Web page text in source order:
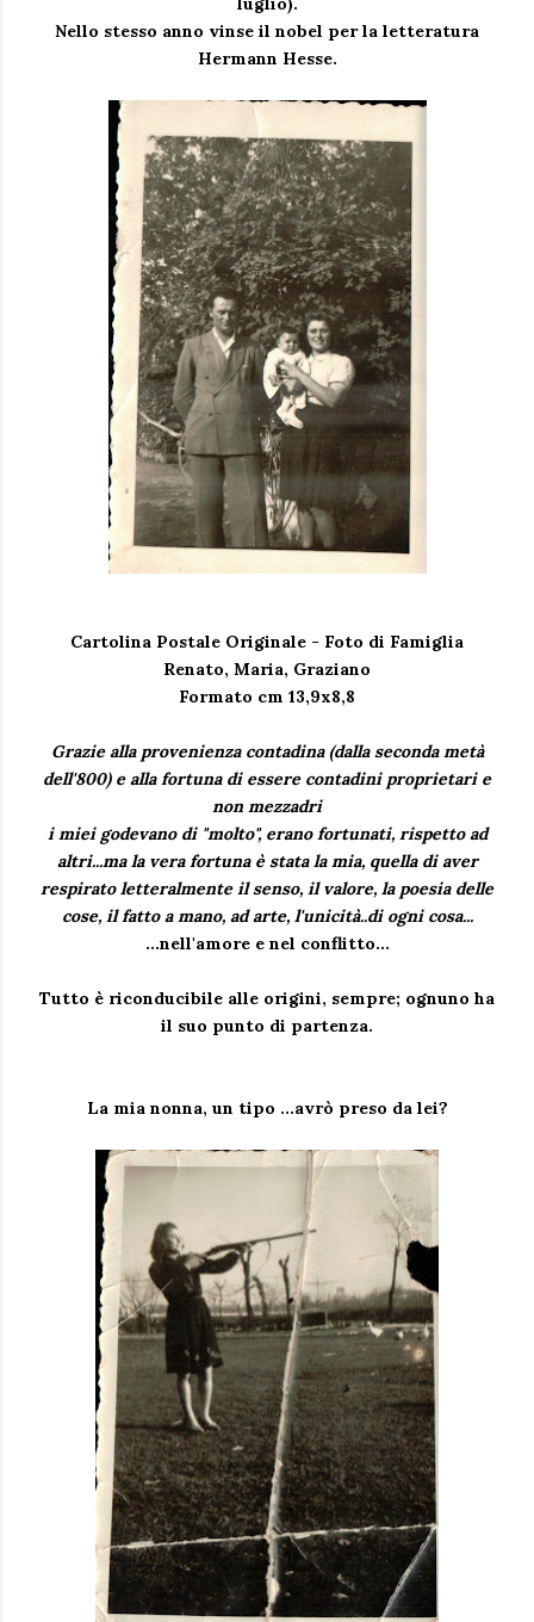
Nello stesso anno vinse il nobel per la letteratura
Hermann Hesse.
Cartolina Postale Originale - Foto di Famiglia
Renato, Maria, Graziano
Formato cm 13,9x8,8
Grazie alla provenienza contadina (dalla seconda metà
dell'800) e alla fortuna di essere contadini proprietari e
non mezzadri
i miei godevano di "molto", erano fortunati, rispetto ad
altri...ma la vera fortuna è stata la mia, quella di aver
respirato letteralmente il senso, il valore, la poesia delle
cose, il fatto a mano, ad arte, l'unicità..di ogni cosa...
...nell'amore e nel conflitto...
Tutto è riconducibile alle origini, sempre; ognuno ha
il suo punto di partenza.
La mia nonna, un tipo ...avrò preso da lei?